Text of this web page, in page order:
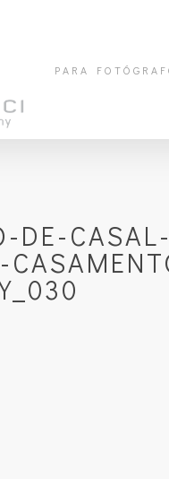
PARA